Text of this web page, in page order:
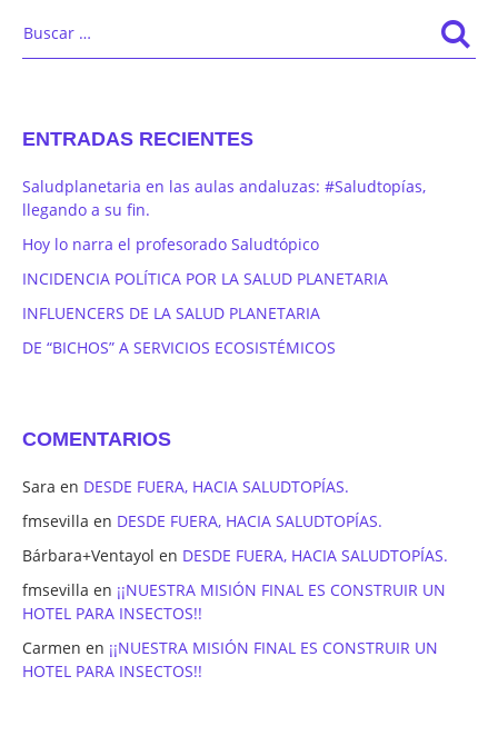
ENTRADAS RECIENTES
Saludplanetaria en las aulas andaluzas: #Saludtopías,
llegando a su fin.
Hoy lo narra el profesorado Saludtópico
INCIDENCIA POLÍTICA POR LA SALUD PLANETARIA
INFLUENCERS DE LA SALUD PLANETARIA
DE “BICHOS” A SERVICIOS ECOSISTÉMICOS
COMENTARIOS
Sara en DESDE FUERA, HACIA SALUDTOPÍAS.
fmsevilla en DESDE FUERA, HACIA SALUDTOPÍAS.
Bárbara+Ventayol en DESDE FUERA, HACIA SALUDTOPÍAS.
fmsevilla en ¡¡NUESTRA MISIÓN FINAL ES CONSTRUIR UN
HOTEL PARA INSECTOS!!
Carmen en ¡¡NUESTRA MISIÓN FINAL ES CONSTRUIR UN
HOTEL PARA INSECTOS!!